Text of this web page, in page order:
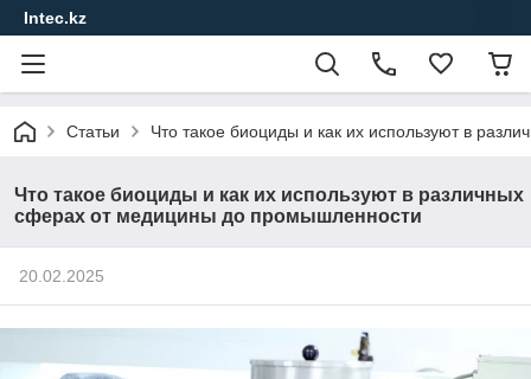
Intec.kz
Статьи Что такое биоциды и как их используют в
Что такое биоциды и как их используют в различных
сферах от медицины до промышленности
20.02.2025